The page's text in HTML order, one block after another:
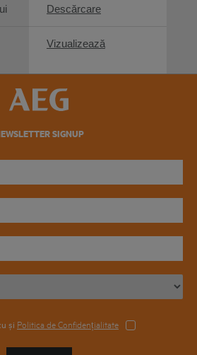
Descărcare
Vizualizează
SIGNUP
și Politica de Confidențialitate